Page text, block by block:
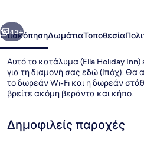
Επόμενο
43+
ΕπισκόπησηΔωμάτιαΤοποθεσία
Αυτό το κατάλυμα (Ella Holiday Inn)
για τη διαμονή σας εδώ (Ιπόχ).
το δωρεάν Wi-Fi και η δωρεάν
βρείτε ακόμη βεράντα και κήπο.
Δημοφιλείς παροχές